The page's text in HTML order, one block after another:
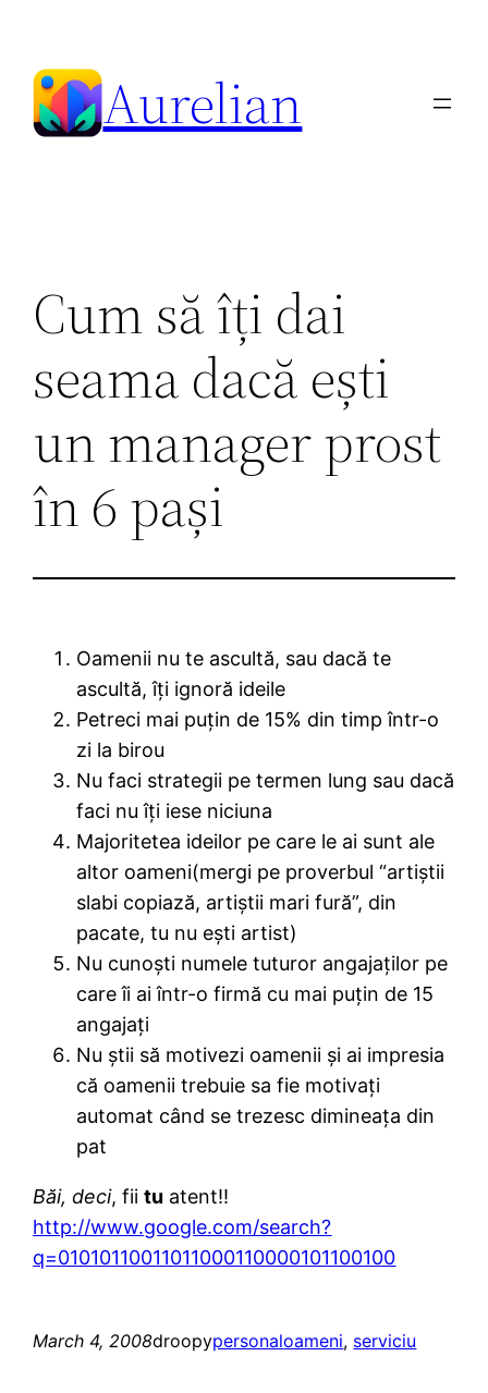
content
Aurelian
Cum să îți dai
seama dacă ești
un manager prost
în 6 pași
Oamenii nu te ascultă, sau dacă te
ascultă, îți ignoră ideile
Petreci mai puțin de 15% din timp într-o
zi la birou
Nu faci strategii pe termen lung sau dacă
faci nu îți iese niciuna
Majoritetea ideilor pe care le ai sunt ale
altor oameni(mergi pe proverbul “artiștii
slabi copiază, artiștii mari fură”, din
pacate, tu nu ești artist)
Nu cunoști numele tuturor angajaților pe
care îi ai într-o firmă cu mai puțin de 15
angajați
Nu știi să motivezi oamenii și ai impresia
că oamenii trebuie sa fie motivați
automat când se trezesc dimineața din
pat
Băi, deci, fiitu atent!!
http://www.google.com/search?
q=01010110011011000110000101100100
March 4, 2008droopypersonaloameni, serviciu